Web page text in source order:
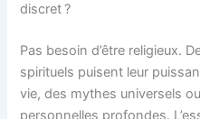
discret ?
Pas besoin d’être religieux.
spirituels puisent leur
vie, des mythes universels
personnelles profondes.